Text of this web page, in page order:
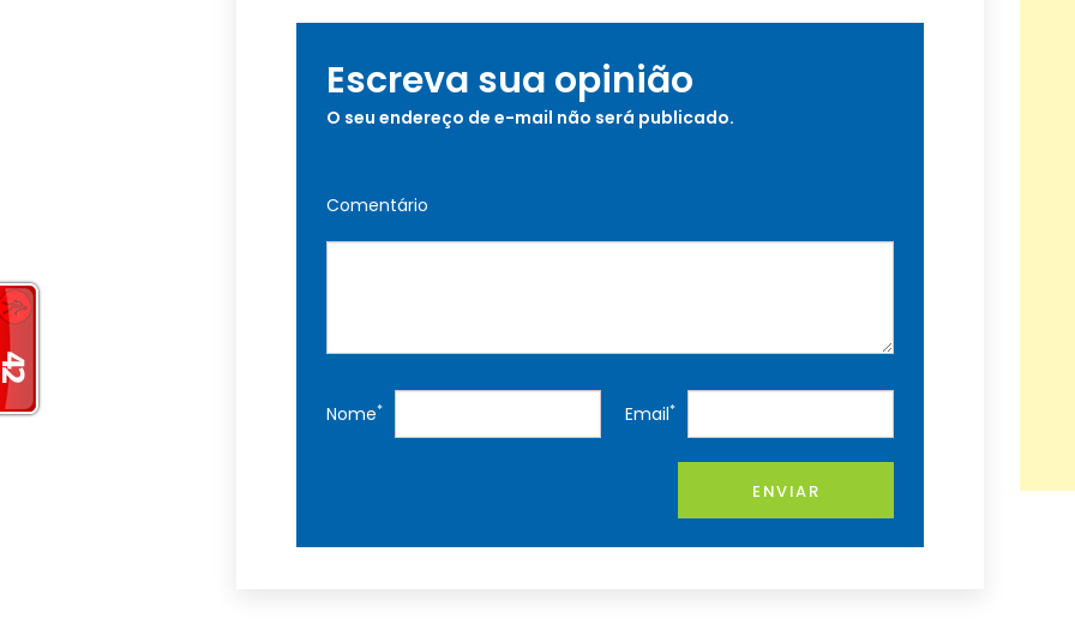
Escreva sua opinião
O seu endereço de e-mail não será publicado.
Comentário
Nome* Email*
ENVIAR